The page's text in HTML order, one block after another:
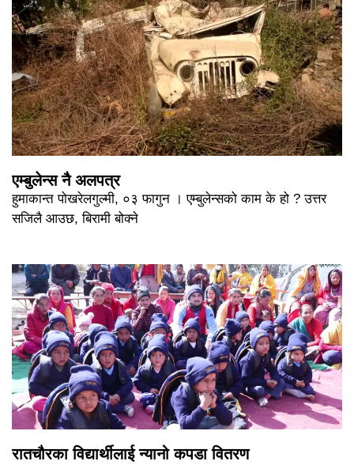
एम्बुलेन्स नै अलपत्र
हुमाकान्त पोखरेलगुल्मी, ०३ फागुन । एम्बुलेन्सको काम के हो ? उत्तर
सजिलै आउछ, बिरामी बोक्ने
रातचौरका विद्यार्थीलाई न्यानो कपडा वितरण